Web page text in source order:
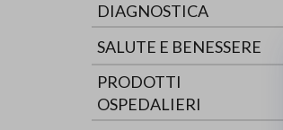
DIAGNOSTICA
SALUTE E BENESSERE
PRODOTTI
OSPEDALIERI